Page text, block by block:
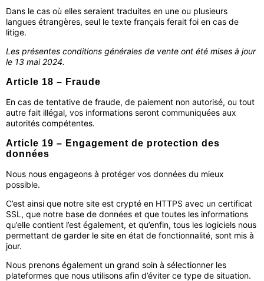
Dans le cas où elles seraient traduites en une ou plusieurs
langues étrangères, seul le texte français ferait foi en cas de
litige.
Les présentes conditions générales de vente ont été mises à jour
le 13 mai 2024.
Article 18 – Fraude
En cas de tentative de fraude, de paiement non autorisé, ou tout
autre fait illégal, vos informations seront communiquées aux
autorités compétentes.
Article 19 – Engagement de protection des
données
Nous nous engageons à protéger vos données du mieux
possible.
C’est ainsi que notre site est crypté en HTTPS avec un certificat
SSL, que notre base de données et que toutes les informations
qu’elle contient l’est également, et qu’enfin, tous les logiciels nous
permettant de garder le site en état de fonctionnalité, sont mis à
jour.
Nous prenons également un grand soin à sélectionner les
plateformes que nous utilisons afin d’éviter ce type de situation.